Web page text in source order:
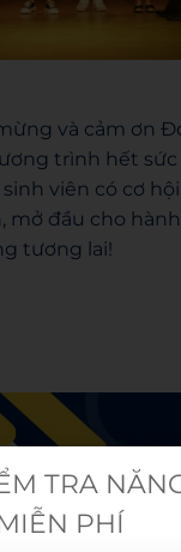
và cảm ơn
trình hết sức
viên có cơ
mở đầu cho
tương lai!
TRA
PHÍ